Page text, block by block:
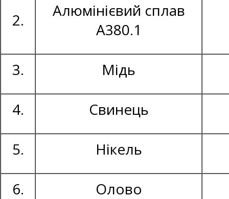
2.
Алюмінієвий сплав
А380.1
3. Мідь
4. Свинець
5. Нікель
6. Олово